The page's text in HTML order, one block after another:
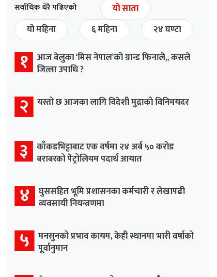
सर्वाधिक धेरै पढिएको
यो साता
यो महिना
६ महिना २४ घण्टा
१
आज बेलुका ‘मिस नेपाल’को ग्रान्ड फिनाले,, कसले
जित्ला उपाधि ?
२ यस्तो छ आजका लागि विदेशी मुद्राको विनिमयदर
३
काँकडभिट्टाबाट एक वर्षमा २४ अर्ब ५० करोड
बराबरको पेट्रोलियम पदार्थ आयात
४
घुससहित भूमि प्रशासनका कर्मचारी र लेखापढी
व्यवसायी नियन्त्रणमा
५
मनसुनको प्रभाव कायम, केही स्थानमा भारी वर्षाको
पूर्वानुमान